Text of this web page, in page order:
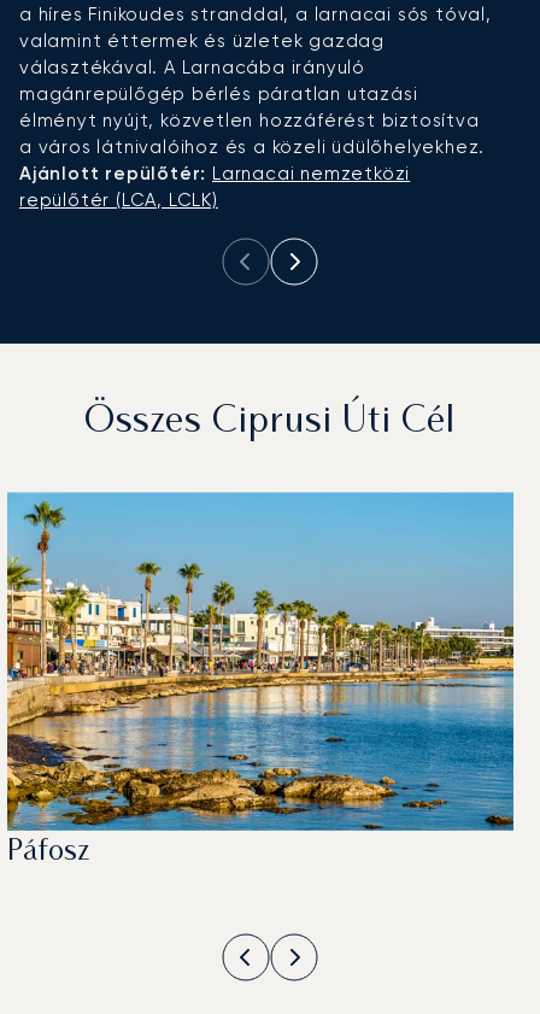
a híres Finikoudes stranddal, a larnacai sós tóval,
valamint éttermek és üzletek gazdag
választékával. A Larnacába irányuló
magánrepülőgép bérlés páratlan utazási
élményt nyújt, közvetlen hozzáférést biztosítva
a város látnivalóihoz és a közeli üdülőhelyekhez.
Ajánlott repülőtér: Larnacai nemzetközi
repülőtér (LCA, LCLK)
Összes Ciprusi Úti Cél
Páfosz